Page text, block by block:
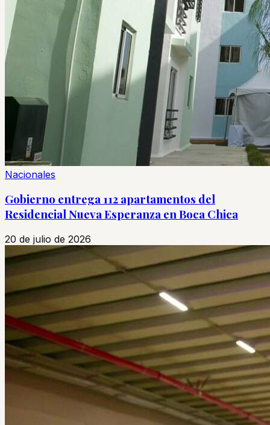
Nacionales
Gobierno entrega 112 apartamentos del
Residencial Nueva Esperanza en Boca Chica
20 de julio de 2026